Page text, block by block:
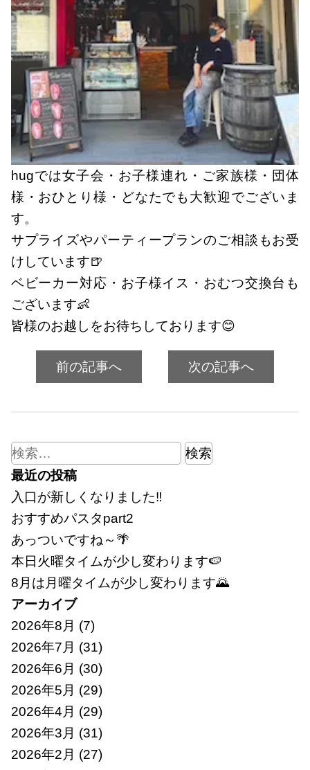
hugでは女子会・お子様連れ・ご家族様・団体
様・おひとり様・どなたでも大歓迎でございま
す。
サプライズやパーティープランのご相談もお受
けしています🍺
ベビーカー対応・お子様イス・おむつ交換台も
ございます👶
皆様のお越しをお待ちしております😊
前の記事へ 次の記事へ
検
索:
最近の投稿
入口が新しくなりました‼
おすすめパスタpart2
あっついですね～🌴
本日火曜タイムが少し変わります🍉
8月は月曜タイムが少し変わります🌄
アーカイブ
2026年8月 (7)
2026年7月 (31)
2026年6月 (30)
2026年5月 (29)
2026年4月 (29)
2026年3月 (31)
2026年2月 (27)